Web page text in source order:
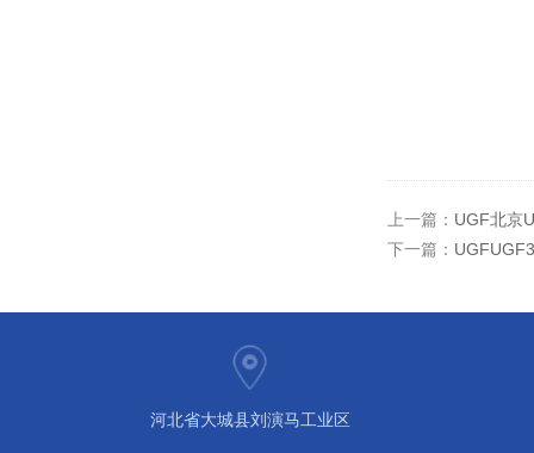
上一篇： UGF北京
下一篇：
河北省大城县刘演马工业区